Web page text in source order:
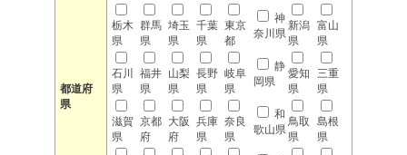
都道府
県
栃木
県
群馬
県
埼玉
県
千葉
県
東京
都
神
奈川県
新潟
県
富山
県
石川
県
福井
県
山梨
県
長野
県
岐阜
県
静
岡県
愛知
県
三重
県
滋賀
県
京都
府
大阪
府
兵庫
県
奈良
県
和
歌山県
鳥取
県
島根
県